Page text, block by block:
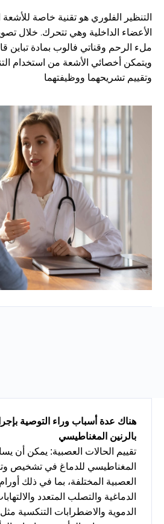
التنظير الفلوري هو تقنية خاصة للأشعة
الأعضاء الداخلية وهي تتحرك. خلال
ملء الرحم وقناتي فالوب بمادة تباين
ويتمكن أخصائي الأشعة من استخدام
وتقييم تشريحهما ووظيفتهما
بالرنين المغناطيسي
المغناطيسي للدماغ في تشخيص
العصبية المختلفة، بما في ذلك
الدماغية والتصلب المتعدد
الدموية والاضطرابات التنكسية